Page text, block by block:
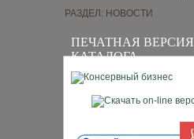
ПЕЧАТНАЯ ВЕРСИЯ
КАТАЛОГА
РАЗДЕЛ: НОВОСТИ